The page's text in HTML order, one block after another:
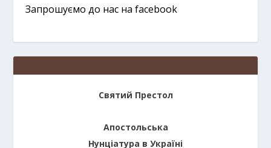
Запрошуємо до нас на facebook
Святий Престол
Апостольська
Нунціатура в Україні